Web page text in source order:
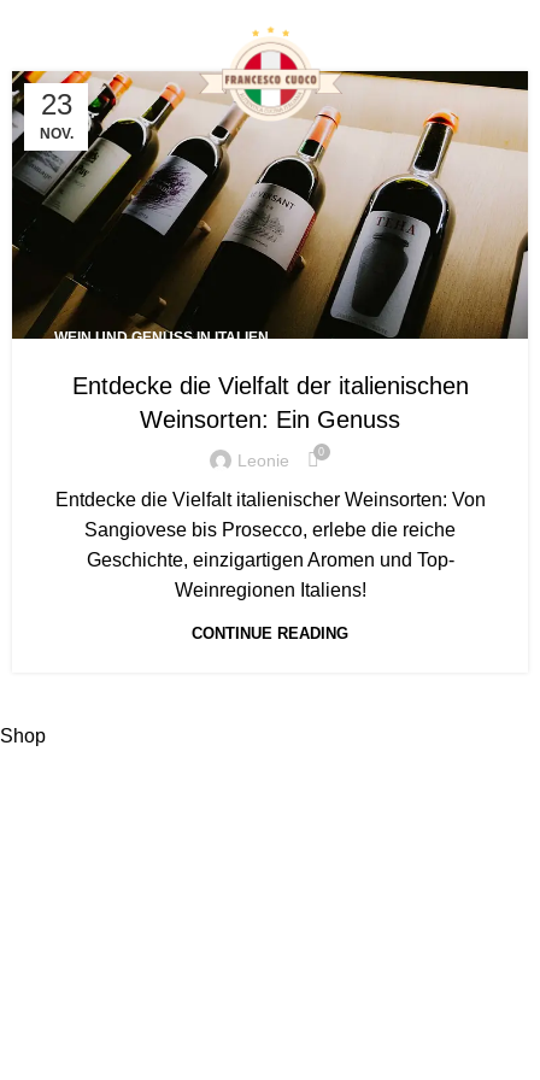
Tag Archives: Frascati
23
NOV.
WEIN UND GENUSS IN ITALIEN
Entdecke die Vielfalt der italienischen
Weinsorten: Ein Genuss
Leonie 0
Entdecke die Vielfalt italienischer Weinsorten: Von
Sangiovese bis Prosecco, erlebe die reiche
Geschichte, einzigartigen Aromen und Top-
Weinregionen Italiens!
CONTINUE READING
Shop